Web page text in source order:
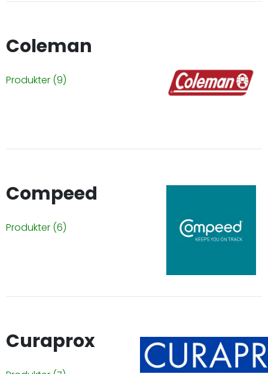
Coleman
Produkter (9)
Compeed
Produkter (6)
Curaprox